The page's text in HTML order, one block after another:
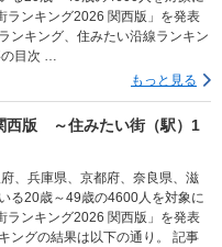
ランキング2026 関西版」を発表
ンキング、住みたい沿線ランキン
の目次 …
もっと見る
西版 ～住みたい街（駅）1
、兵庫県、京都府、奈良県、滋
る20歳～49歳の4600人を対象に
ランキング2026 関西版」を発表
ングの結果は以下の通り。 記事